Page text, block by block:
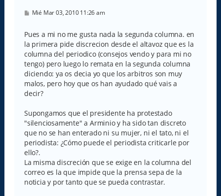
M
s
a
e
Mié Mar 03, 2010 11:26 am
Pues a mi no me gusta nada la segunda columna. en
la primera pide discrecion desde el altavoz que es la
columna del periodico (consejos vendo y para mi no
tengo) pero luego lo remata en la segunda columna
diciendo: ya os decia yo que los arbitros son muy
malos, pero hoy que os han ayudado qué vais a
decir?
Supongamos que el presidente ha protestado
"silenciosamente" a Arminio y ha sido tan discreto
que no se han enterado ni su mujer, ni el tato, ni el
periodista: ¿Cómo puede el periodista criticarle por
ello?.
La misma discreción que se exige en la columna del
correo es la que impide que la prensa sepa de la
noticia y por tanto que se pueda contrastar.